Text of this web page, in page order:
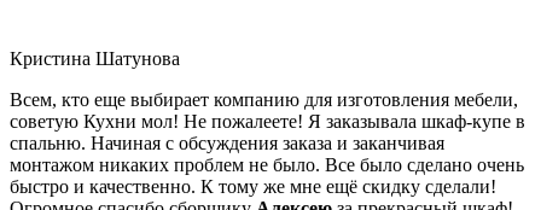
Кристина Шатунова
Всем, кто еще выбирает компанию для изготовления мебели,
советую Кухни мол! Не пожалеете! Я заказывала шкаф-купе в
спальню. Начиная с обсуждения заказа и заканчивая
монтажом никаких проблем не было. Все было сделано очень
быстро и качественно. К тому же мне ещё скидку сделали!